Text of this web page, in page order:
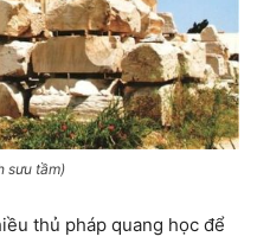
sưu tầm)
thủ pháp quang học để